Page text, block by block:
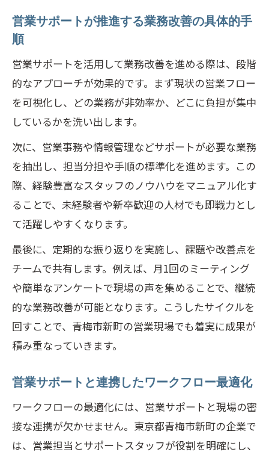
営業サポートが推進する業務改善の具体的手
順
営業サポートを活用して業務改善を進める際は、段階
的なアプローチが効果的です。まず現状の営業フロー
を可視化し、どの業務が非効率か、どこに負担が集中
しているかを洗い出します。
次に、営業事務や情報管理などサポートが必要な業務
を抽出し、担当分担や手順の標準化を進めます。この
際、経験豊富なスタッフのノウハウをマニュアル化す
ることで、未経験者や新卒歓迎の人材でも即戦力とし
て活躍しやすくなります。
最後に、定期的な振り返りを実施し、課題や改善点を
チームで共有します。例えば、月1回のミーティング
や簡単なアンケートで現場の声を集めることで、継続
的な業務改善が可能となります。こうしたサイクルを
回すことで、青梅市新町の営業現場でも着実に成果が
積み重なっていきます。
営業サポートと連携したワークフロー最適化
ワークフローの最適化には、営業サポートと現場の密
接な連携が欠かせません。東京都青梅市新町の企業で
は、営業担当とサポートスタッフが役割を明確にし、